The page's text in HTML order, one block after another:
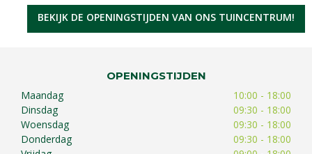
BEKIJK DE OPENINGSTIJDEN VAN ONS TUINCENTRUM!
OPENINGSTIJDEN
Maandag
10:00 - 18:00
Dinsdag
09:30 - 18:00
Woensdag
09:30 - 18:00
Donderdag
09:30 - 18:00